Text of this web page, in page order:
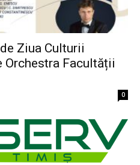
Ziua Culturii
Orchestra Facultății
0